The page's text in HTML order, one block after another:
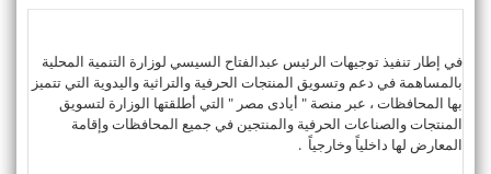
في إطار تنفيذ توجيهات الرئيس عبدالفتاح السيسي لوزارة التنمية المحلية
بالمساهمة في دعم وتسويق المنتجات الحرفية والتراثية واليدوية التي تتميز
بها المحافظات ، عبر منصة " أيادى مصر " التي أطلقتها الوزارة لتسويق
المنتجات والصناعات الحرفية والمنتجين في جميع المحافظات وإقامة
المعارض لها داخلياً وخارجياً .